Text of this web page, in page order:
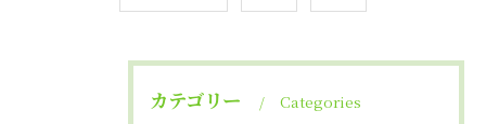
カテゴリー Categories